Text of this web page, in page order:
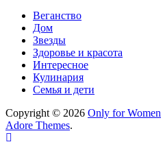
Веганство
Дом
Звезды
Здоровье и красота
Интересное
Кулинария
Семья и дети
Copyright © 2026 Only for Women
Adore Themes.